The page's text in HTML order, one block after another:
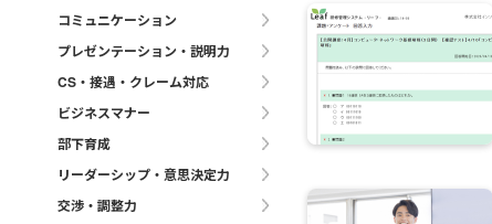
コミュニケーション
プレゼンテーション・説明力
CS・接遇・クレーム対応
ビジネスマナー
部下育成
リーダーシップ・意思決定力
交渉・調整力